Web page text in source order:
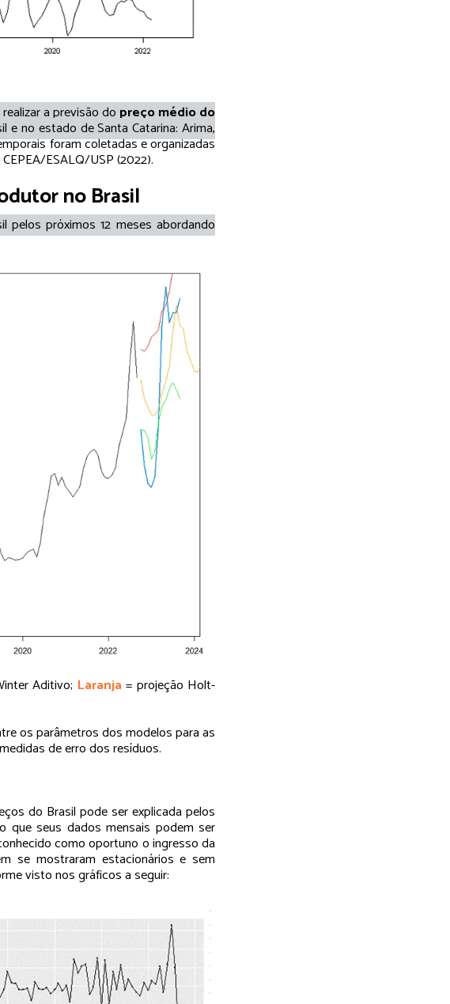
a previsão do preço médio do
no estado de Santa Catarina: Arima,
foram coletadas e organizadas
ESALQ/USP (2022).
no Brasil
próximos 12 meses abordando
Aditivo; Laranja = projeção Holt-
os parâmetros dos modelos para as
de erro dos resíduos.
do Brasil pode ser explicada pelos
que seus dados mensais podem ser
como oportuno o ingresso da
se mostraram estacionários e sem
visto nos gráficos a seguir: